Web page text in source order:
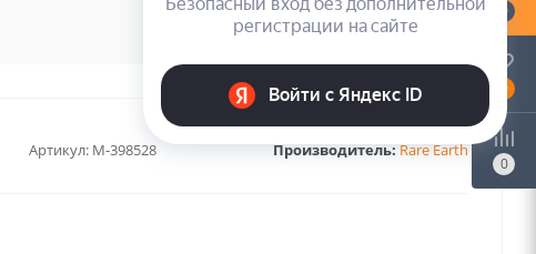
Артикул: M-398528 Производитель:Rare Earth
0
0
0